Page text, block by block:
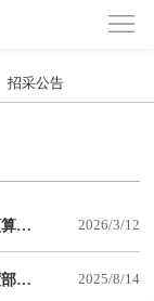
招采公告
合肥综合性国家科学中心大健康研究院2026年预算公开 2026/3/12
合肥综合性国家科学中心大健康研究院2024年度部门决算 2025/8/14